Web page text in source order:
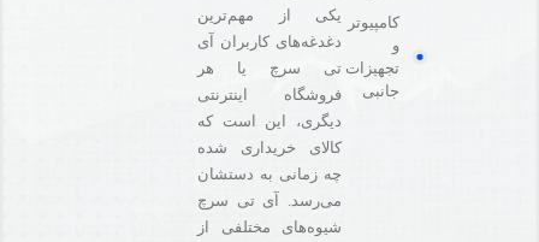
کامپیوتر
و
تجهیزات
جانبی
یکی از مهم‌ترین
دغدغه‌های کاربران آی
تی سرچ یا هر
فروشگاه‌ اینترنتی
دیگری، این است که
کالای خریداری شده
چه زمانی به دستشان
می‌رسد. آی تی سرچ
شیوه‌های مختلفی از